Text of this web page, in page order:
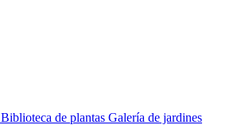
Biblioteca de plantas Galería de jardines